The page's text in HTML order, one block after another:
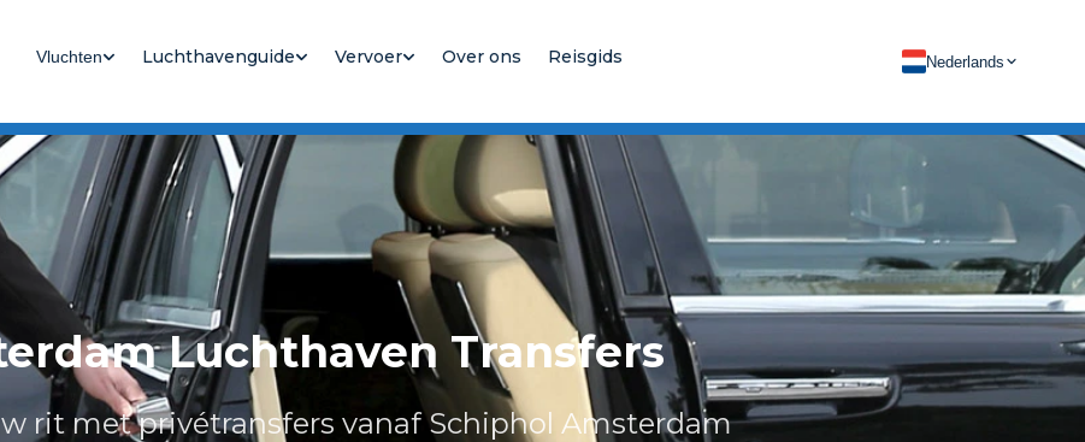
Vluchten Luchthavenguide Vervoer Over ons Reisgids Nederlands
Luchthaven Transfers
rit met privétransfers vanaf Schiphol Amsterdam